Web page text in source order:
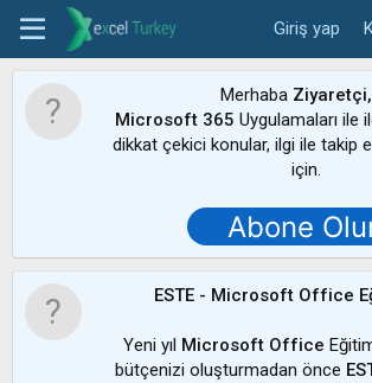
Giriş yap
Merhaba Ziyaretçi,
Microsoft 365 Uygulamaları ile
dikkat çekici konular, ilgi ile takip
için.
Abone
ESTE - Microsoft Office
Yeni yıl Microsoft Office
bütçenizi oluşturmadan önce